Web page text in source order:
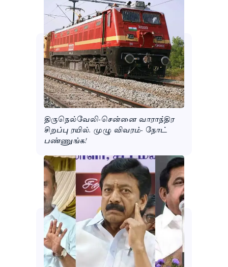
திருநெல்வேலி-சென்னை வாராந்திர
சிறப்பு ரயில். முழு விவரம்- நோட்
பண்ணுங்க!